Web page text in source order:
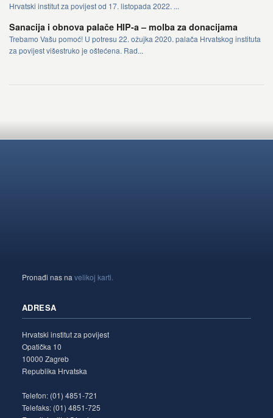
Hrvatski institut za povijest od 17. listopada 2022. ...
Sanacija i obnova palače HIP-a – molba za donacijama
Trebamo Vašu pomoć! U potresu 22. ožujka 2020. palača Hrvatskog instituta
za povijest višestruko je oštećena. Rad...
Pronađi nas na velikoj karti.
ADRESA
Hrvatski institut za povijest
Opatička 10
10000 Zagreb
Republika Hrvatska
Telefon: (01) 4851-721
Telefaks: (01) 4851-725